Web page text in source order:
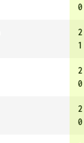
0
2
1
2
0
2
0